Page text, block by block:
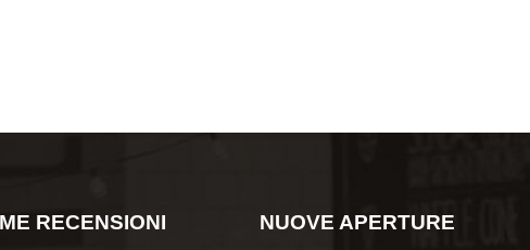
RECENSIONI NUOVE APERTURE